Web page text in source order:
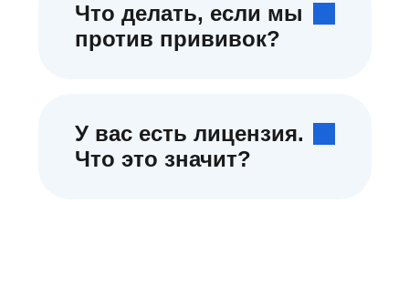
Что делать, если мы
против прививок?
У вас есть лицензия.
Что это значит?